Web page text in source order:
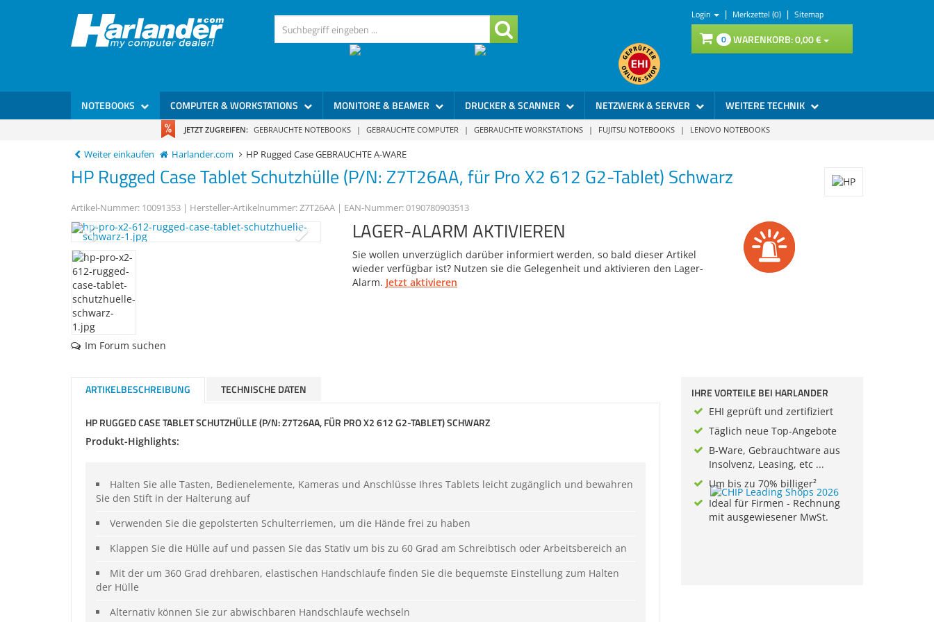
Login | Merkzettel (0) | Sitemap
0 WARENKORB:0,00€
NOTEBOOKS COMPUTER & WORKSTATIONS MONITORE & BEAMER DRUCKER & SCANNER NETZWERK & SERVER WEITERE TECHNIK
JETZT ZUGREIFEN: GEBRAUCHTE NOTEBOOKS | GEBRAUCHTE COMPUTER | GEBRAUCHTE WORKSTATIONS | FUJITSU NOTEBOOKS | LENOVO NOTEBOOKS
Weiter einkaufen Harlander.com HP Rugged Case GEBRAUCHTE A-WARE
HP Rugged CaseTablet Schutzhülle (P/N: Z7T26AA, für Pro X2 612 G2-Tablet) Schwarz
Artikel-Nummer: 10091353 | Hersteller-Artikelnummer:Z7T26AA | EAN-Nummer:0190780903513
Im Forum suchen
LAGER-ALARM AKTIVIEREN
Sie wollen unverzüglich darüber informiert werden, so bald dieser Artikel
wieder verfügbar ist? Nutzen sie die Gelegenheit und aktivieren den Lager-
Alarm. Jetzt aktivieren
ARTIKELBESCHREIBUNG TECHNISCHE DATEN
HP RUGGED CASE TABLET SCHUTZHÜLLE (P/N: Z7T26AA, FÜR PRO X2 612 G2-TABLET) SCHWARZ
Produkt-Highlights:
Halten Sie alle Tasten, Bedienelemente, Kameras und Anschlüsse Ihres Tablets leicht zugänglich und bewahren
Sie den Stift in der Halterung auf
Verwenden Sie die gepolsterten Schulterriemen, um die Hände frei zu haben
Klappen Sie die Hülle auf und passen Sie das Stativ um bis zu 60 Grad am Schreibtisch oder Arbeitsbereich an
Mit der um 360 Grad drehbaren, elastischen Handschlaufe finden Sie die bequemste Einstellung zum Halten
der Hülle
Alternativ können Sie zur abwischbaren Handschlaufe wechseln
IHRE VORTEILE BEI HARLANDER
EHI geprüft und zertifiziert
Täglich neue Top-Angebote
B-Ware, Gebrauchtware aus
Insolvenz, Leasing, etc ...
Um bis zu 70% billiger²
Ideal für Firmen - Rechnung
mit ausgewiesener MwSt.